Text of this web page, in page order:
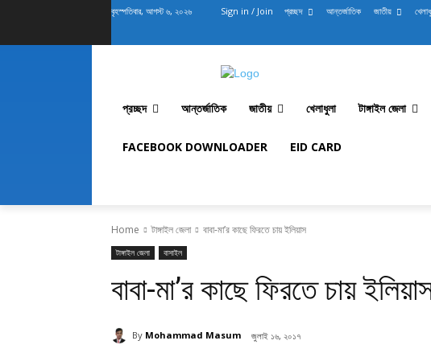
বৃহস্পতিবার, আগস্ট ৬, ২০২৬ Sign in / Join প্রচ্ছদ আন্তর্জাতিক জাতীয়
প্রচ্ছদ আন্তর্জাতিক জাতীয় খেলাধুলা টাঙ্গাইল জেলা
FACEBOOK DOWNLOADER EID CARD
Home টাঙ্গাইল জেলা বাবা-মা’র কাছে ফিরতে চায় ইলিয়াস
টাঙ্গাইল জেলা বাসাইল
বাবা-মা’র কাছে ফিরতে চায়
By Mohammad Masum জুলাই ১৬, ২০১৭